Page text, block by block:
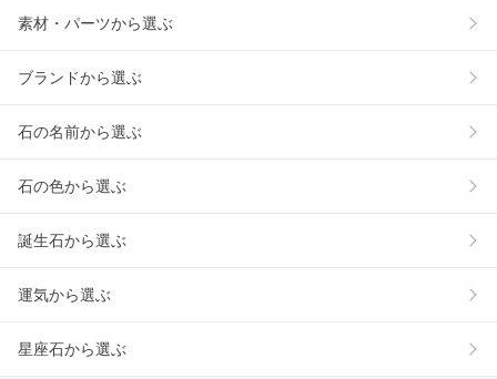
素材・パーツから選ぶ
ブランドから選ぶ
石の名前から選ぶ
石の色から選ぶ
誕生石から選ぶ
運気から選ぶ
星座石から選ぶ